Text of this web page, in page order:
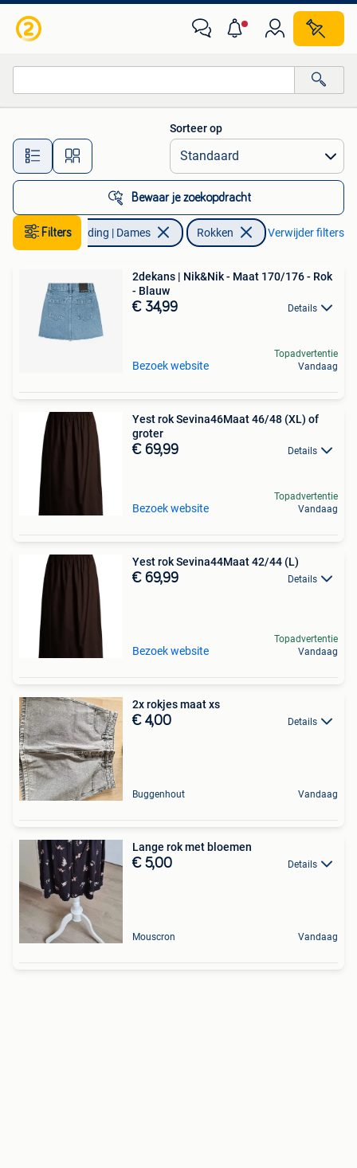
Alle afstanden…
Sorteer op
Bewaar je zoekopdracht
Filters Kleding | Dames Rokken Verwijder filters
2dekans | Nik&Nik - Maat 170/176 - Rok
- Blauw
€ 34,99 Details
Bezoek website
Topadvertentie
Vandaag
Yest rok Sevina46Maat 46/48 (XL) of
groter
€ 69,99 Details
Bezoek website
Topadvertentie
Vandaag
Yest rok Sevina44Maat 42/44 (L)
€ 69,99 Details
Bezoek website
Topadvertentie
Vandaag
2x rokjes maat xs
€ 4,00 Details
Buggenhout Vandaag
Lange rok met bloemen
€ 5,00 Details
Mouscron Vandaag